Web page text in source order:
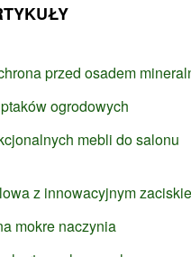
przed osadem
ogrodowych
mebli do salonu
z innowacyjnym
mokre naczynia